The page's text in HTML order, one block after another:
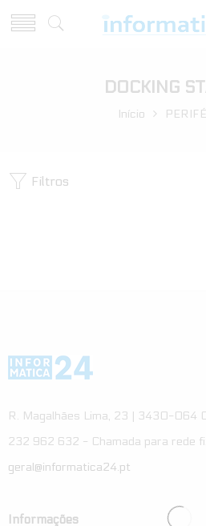
DOCKING
Início
Filtros
R. Magalhães Lima, 23 | 3430-064
232 962 632 - Chamada para rede
geral@informatica24.pt
Informações